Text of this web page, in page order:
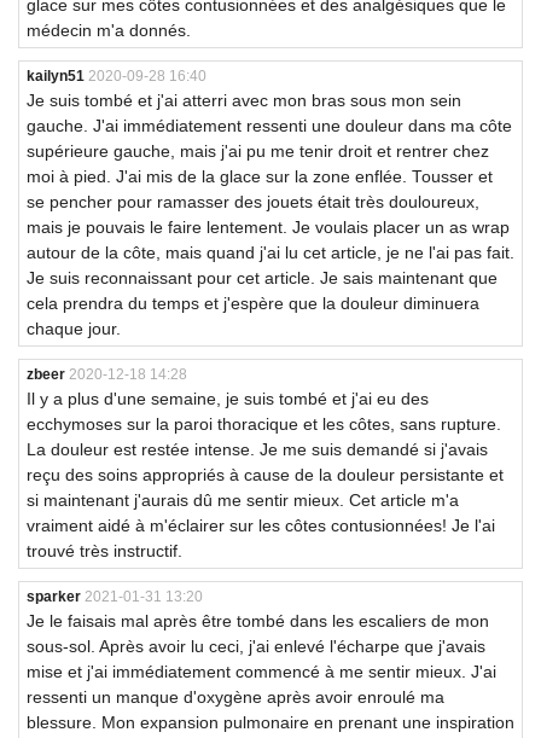
glace sur mes côtes contusionnées et des analgésiques que le
médecin m'a donnés.
kailyn51 2020-09-28 16:40
Je suis tombé et j'ai atterri avec mon bras sous mon sein
gauche. J'ai immédiatement ressenti une douleur dans ma côte
supérieure gauche, mais j'ai pu me tenir droit et rentrer chez
moi à pied. J'ai mis de la glace sur la zone enflée. Tousser et
se pencher pour ramasser des jouets était très douloureux,
mais je pouvais le faire lentement. Je voulais placer un as wrap
autour de la côte, mais quand j'ai lu cet article, je ne l'ai pas fait.
Je suis reconnaissant pour cet article. Je sais maintenant que
cela prendra du temps et j'espère que la douleur diminuera
chaque jour.
zbeer 2020-12-18 14:28
Il y a plus d'une semaine, je suis tombé et j'ai eu des
ecchymoses sur la paroi thoracique et les côtes, sans rupture.
La douleur est restée intense. Je me suis demandé si j'avais
reçu des soins appropriés à cause de la douleur persistante et
si maintenant j'aurais dû me sentir mieux. Cet article m'a
vraiment aidé à m'éclairer sur les côtes contusionnées! Je l'ai
trouvé très instructif.
sparker 2021-01-31 13:20
Je le faisais mal après être tombé dans les escaliers de mon
sous-sol. Après avoir lu ceci, j'ai enlevé l'écharpe que j'avais
mise et j'ai immédiatement commencé à me sentir mieux. J'ai
ressenti un manque d'oxygène après avoir enroulé ma
blessure. Mon expansion pulmonaire en prenant une inspiration